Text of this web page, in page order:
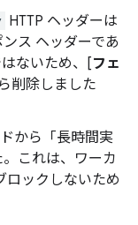
HTTP ヘッダーは
ス ヘッダーであ
ないため、[フェ
削除しました
から「長時間実
これは、ワーカ
ロックしないため